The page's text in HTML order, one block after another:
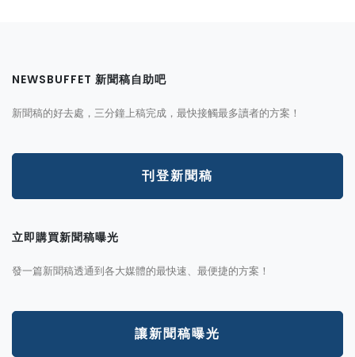
NEWSBUFFET 新聞稿自助吧
新聞稿的好去處，三分鐘上稿完成，最快接觸最多讀者的方案！
刊登新聞稿
立即購買新聞稿曝光
發一篇新聞稿透通到各大媒體的最快速、最便捷的方案！
讓新聞稿曝光